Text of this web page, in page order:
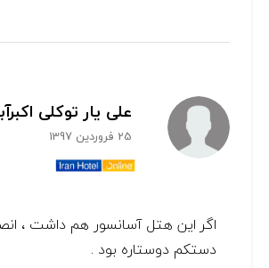
علی یار توکلی
25 فروردین 1397
اگر این هتل آسانسور هم داشت ،
دستکم دوستاره بود .